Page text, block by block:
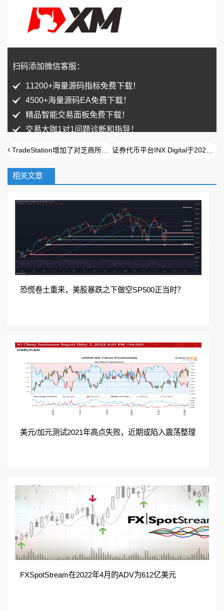
扫码添加微信客服：
11200+海量源码指标免费下载！
4500+海量源码EA免费下载！
精品智能交易面板免费下载！
交易大咖1对1问题诊断和指导！
扫码加入QQ群免费领取
在线咨询 加入QQ群
TradeStation增加了对芝商所微型铜期货的支持
相关文章
恐慌卷土重来，美股暴跌之下做空SP500正当时？
美元/加元测试2021年高点失败，近期或陷入震荡整理
FXSpotStream在2022年4月的ADV为612亿美元